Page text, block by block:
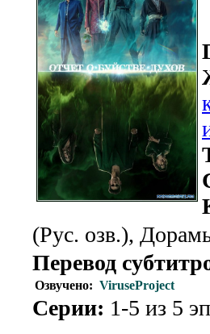
(Рус. озв.),
Перевод
Озвучено: ViruseProject
Серии: 1-5 из 5